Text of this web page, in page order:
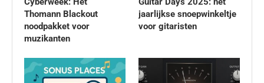
Thomann Blackout
noodpakket voor
muzikanten
jaarlijkse snoepwinkeltje
voor gitaristen